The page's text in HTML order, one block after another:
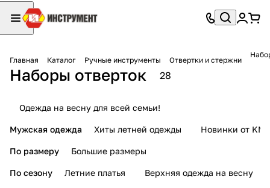
Главная Каталог Ручные инструменты Отвертки и стержни
Наборы отверток 28
Одежда на весну для всей семьи!
Мужская одежда Хиты летней одежды Новинки от KMI
По размеру Большие размеры
По сезону Летние платья Верхняя одежда на весну